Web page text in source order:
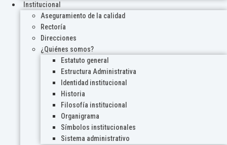
Institucional
Aseguramiento de la calidad
Rectoría
Direcciones
¿Quiénes somos?
Estatuto general
Estructura Administrativa
Identidad institucional
Historia
Filosofía institucional
Organigrama
Símbolos institucionales
Sistema administrativo